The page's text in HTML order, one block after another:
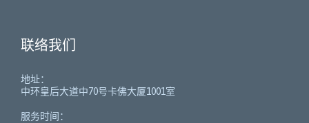
联络我们
地址：
中环皇后大道中70号卡佛大厦1001室
服务时间：